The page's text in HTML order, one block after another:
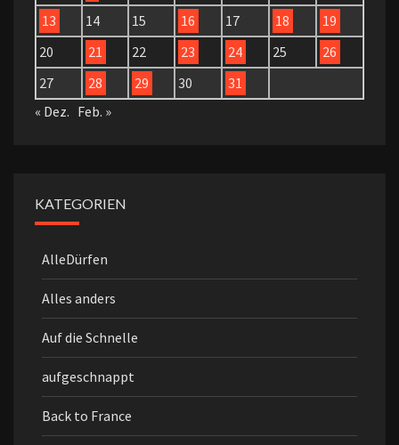
13
14 15 16 17 18
19
20
21 22 23 24 25
26
27
28 29 30
31
« Dez. Feb. »
KATEGORIEN
AlleDürfen
Alles anders
Auf die Schnelle
aufgeschnappt
Back to France